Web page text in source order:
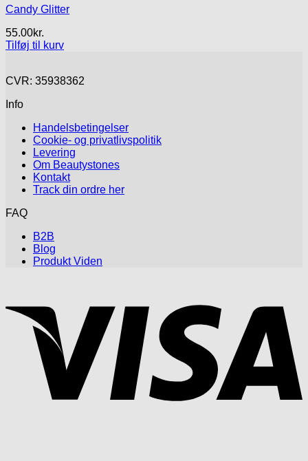
Candy Glitter
55.00kr.
Tilføj til kurv
CVR: 35938362
Info
Handelsbetingelser
Cookie- og privatlivspolitik
Levering
Om Beautystones
Kontakt
Track din ordre her
FAQ
B2B
Blog
Produkt Viden